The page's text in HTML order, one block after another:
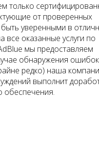
только
от проверенных
уверенными в
все оказанные услуги по
мы предоставляем
обнаружения
редко) наша
выполнит
обеспечения.